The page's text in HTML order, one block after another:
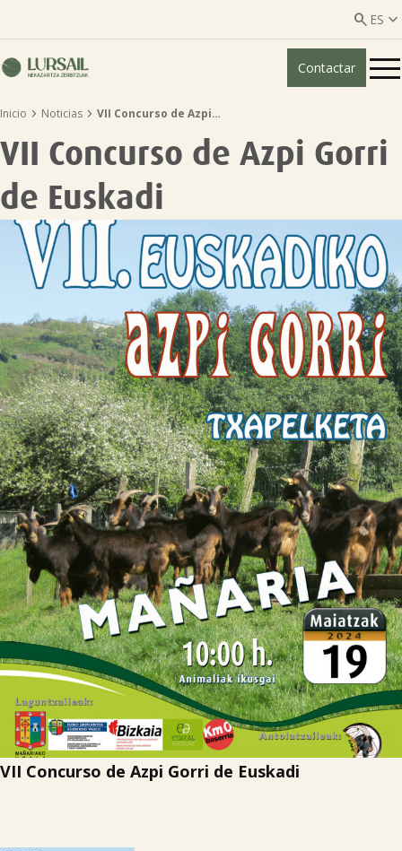
 ES 
ES
Quiénes somos

Servicios ganadería
Servicios agricultura
Entidades asociadas
Noticias
Tablón de anuncios
Lursail Market
Contactar
Inicio  Noticias  VII Concurso de Azpi…
VII Concurso de Azpi Gorri
de Euskadi
VII Concurso de Azpi Gorri de Euskadi